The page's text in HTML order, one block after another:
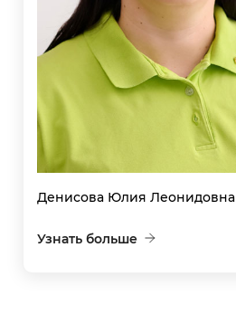
Денисова Юлия Леонидовна
Узнать больше